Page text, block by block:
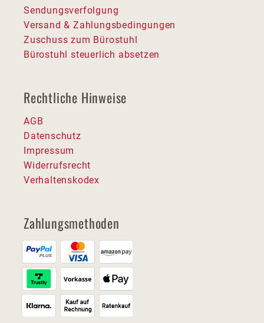
Sendungsverfolgung
Versand & Zahlungsbedingungen
Zuschuss zum Bürostuhl
Bürostuhl steuerlich absetzen
Rechtliche Hinweise
AGB
Datenschutz
Impressum
Widerrufsrecht
Verhaltenskodex
Zahlungsmethoden